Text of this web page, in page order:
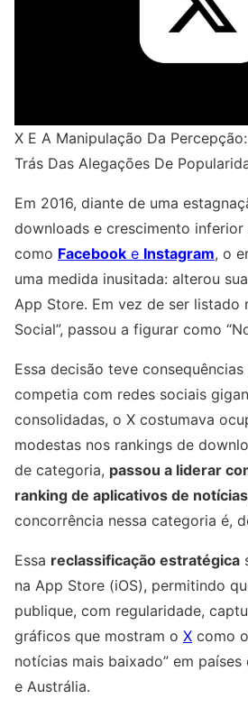
X E A Manipulação Da
Trás Das Alegações De
Em 2016, diante de uma
downloads e crescimento
como Facebook e Instagram, o
uma medida inusitada: alterou
App Store. Em vez de ser listado
Social”, passou a figurar como
Essa decisão teve
competia com redes sociais
consolidadas, o X costumava
modestas nos rankings de
de categoria, passou a liderar
ranking de aplicativos de notícias
concorrência nessa categoria é,
Essa reclassificação estratégica
na App Store (iOS), permitindo
publique, com regularidade,
gráficos que mostram o X como
notícias mais baixado” em países
e Austrália.